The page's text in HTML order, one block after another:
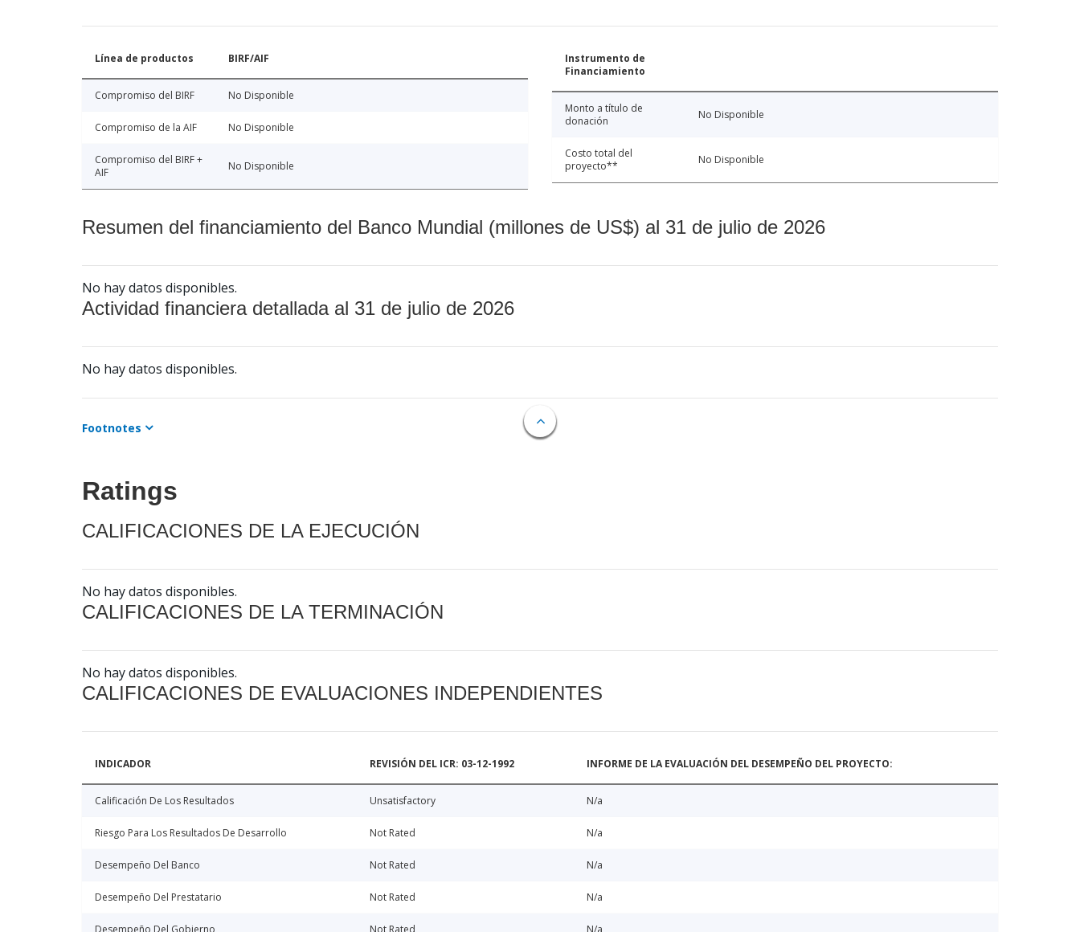
Línea de productos BIRF/AIF
Compromiso del BIRF No Disponible
Compromiso de la AIF No Disponible
Compromiso del BIRF +
AIF
No Disponible
Instrumento de
Financiamiento
Monto a título de
donación
No Disponible
Costo total del
proyecto**
No Disponible
Resumen del financiamiento del Banco Mundial (millones de US$) al 31 de julio de 2026
No hay datos disponibles.
Actividad financiera detallada al 31 de julio de 2026
No hay datos disponibles.
Footnotes
Ratings
CALIFICACIONES DE LA EJECUCIÓN
No hay datos disponibles.
CALIFICACIONES DE LA TERMINACIÓN
No hay datos disponibles.
CALIFICACIONES DE EVALUACIONES INDEPENDIENTES
INDICADOR REVISIÓN DEL ICR: 03-12-1992 INFORME DE LA EVALUACIÓN DEL DESEMPEÑO DEL PROYECTO:
Calificación De Los Resultados Unsatisfactory N/a
Riesgo Para Los Resultados De Desarrollo Not Rated N/a
Desempeño Del Banco Not Rated N/a
Desempeño Del Prestatario Not Rated N/a